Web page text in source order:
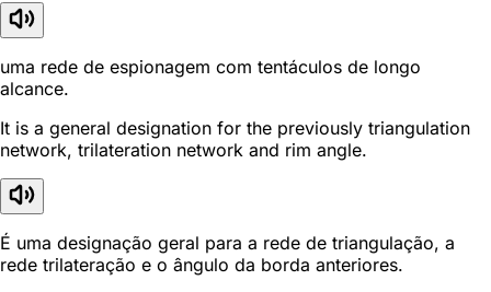
uma rede de espionagem com tentáculos de longo
alcance.
It is a general designation for the previously triangulation
network, trilateration network and rim angle.
É uma designação geral para a rede de triangulação, a
rede trilateração e o ângulo da borda anteriores.